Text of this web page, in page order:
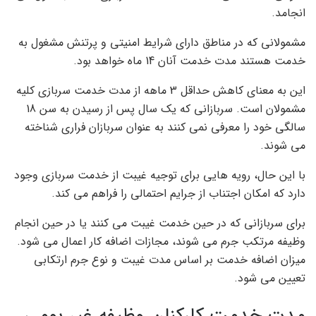
انجامد.
مشمولانی که در مناطق دارای شرایط امنیتی و پرتنش مشغول به
خدمت هستند مدت خدمت آنان 14 ماه خواهد بود.
این به معنای کاهش حداقل 3 ماهه از مدت خدمت سربازی کلیه
مشمولان است. سربازانی که یک سال پس از رسیدن به سن 18
سالگی خود را معرفی نمی کنند به عنوان سربازان فراری شناخته
می شوند.
با این حال، رویه هایی برای توجیه غیبت از خدمت سربازی وجود
دارد که امکان اجتناب از جرایم احتمالی را فراهم می کند.
برای سربازانی که در حین خدمت غیبت می کنند یا در حین انجام
وظیفه مرتکب جرم می شوند، مجازات اضافه کار اعمال می شود.
میزان اضافه خدمت بر اساس مدت غیبت و نوع جرم ارتکابی
تعیین می شود.